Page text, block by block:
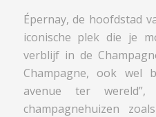
Épernay, de hoofdstad
iconische plek die je
verblijf in de
Champagne, ook wel
avenue ter
champagnehuizen zoals